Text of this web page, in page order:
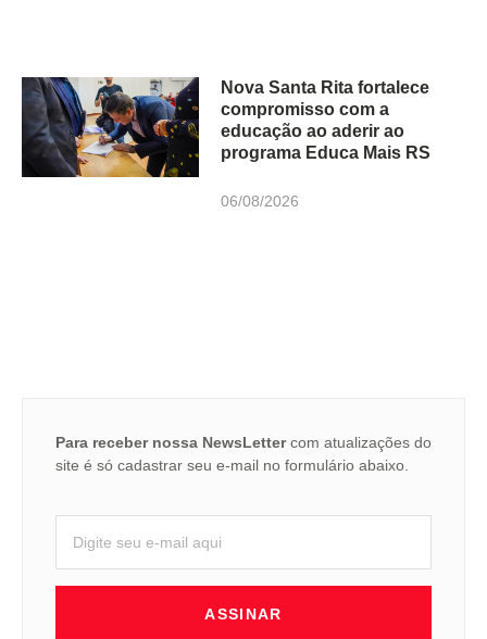
Nova Santa Rita fortalece
compromisso com a
educação ao aderir ao
programa Educa Mais RS
06/08/2026
Para receber nossa NewsLettercom atualizações do
site é só cadastrar seu e-mail no formulário abaixo.
ASSINAR